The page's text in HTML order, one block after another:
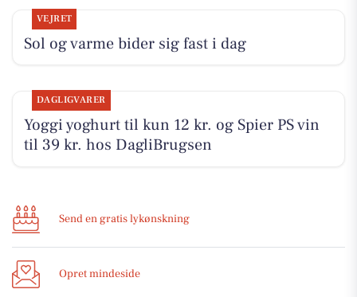
VEJRET
Sol og varme bider sig fast i dag
DAGLIGVARER
Yoggi yoghurt til kun 12 kr. og Spier PS vin
til 39 kr. hos DagliBrugsen
Send en gratis lykønskning
Opret mindeside